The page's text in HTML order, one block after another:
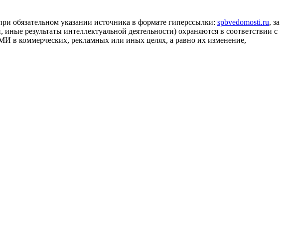
обязательном указании источника в формате гиперссылки: spbvedomosti.ru, за
результаты интеллектуальной деятельности) охраняются в соответствии с
в коммерческих, рекламных или иных целях, а равно их изменение,